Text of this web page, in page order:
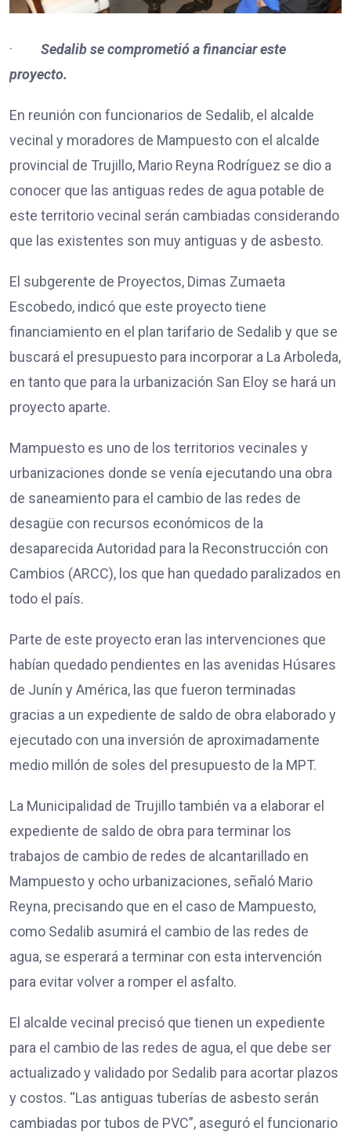
· Sedalib se comprometió a financiar este
proyecto.
En reunión con funcionarios de Sedalib, el alcalde
vecinal y moradores de Mampuesto con el alcalde
provincial de Trujillo, Mario Reyna Rodríguez se dio a
conocer que las antiguas redes de agua potable de
este territorio vecinal serán cambiadas considerando
que las existentes son muy antiguas y de asbesto.
El subgerente de Proyectos, Dimas Zumaeta
Escobedo, indicó que este proyecto tiene
financiamiento en el plan tarifario de Sedalib y que se
buscará el presupuesto para incorporar a La Arboleda,
en tanto que para la urbanización San Eloy se hará un
proyecto aparte.
Mampuesto es uno de los territorios vecinales y
urbanizaciones donde se venía ejecutando una obra
de saneamiento para el cambio de las redes de
desagüe con recursos económicos de la
desaparecida Autoridad para la Reconstrucción con
Cambios (ARCC), los que han quedado paralizados en
todo el país.
Parte de este proyecto eran las intervenciones que
habían quedado pendientes en las avenidas Húsares
de Junín y América, las que fueron terminadas
gracias a un expediente de saldo de obra elaborado y
ejecutado con una inversión de aproximadamente
medio millón de soles del presupuesto de la MPT.
La Municipalidad de Trujillo también va a elaborar el
expediente de saldo de obra para terminar los
trabajos de cambio de redes de alcantarillado en
Mampuesto y ocho urbanizaciones, señaló Mario
Reyna, precisando que en el caso de Mampuesto,
como Sedalib asumirá el cambio de las redes de
agua, se esperará a terminar con esta intervención
para evitar volver a romper el asfalto.
El alcalde vecinal precisó que tienen un expediente
para el cambio de las redes de agua, el que debe ser
actualizado y validado por Sedalib para acortar plazos
y costos. “Las antiguas tuberías de asbesto serán
cambiadas por tubos de PVC”, aseguró el funcionario